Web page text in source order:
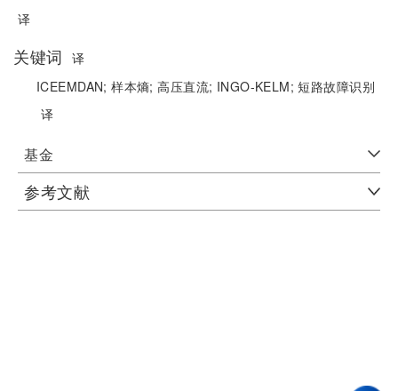
译
关键词
译
ICEEMDAN;样本熵;高压直流; INGO-KELM;短路故障识别
译
基金
参考文献